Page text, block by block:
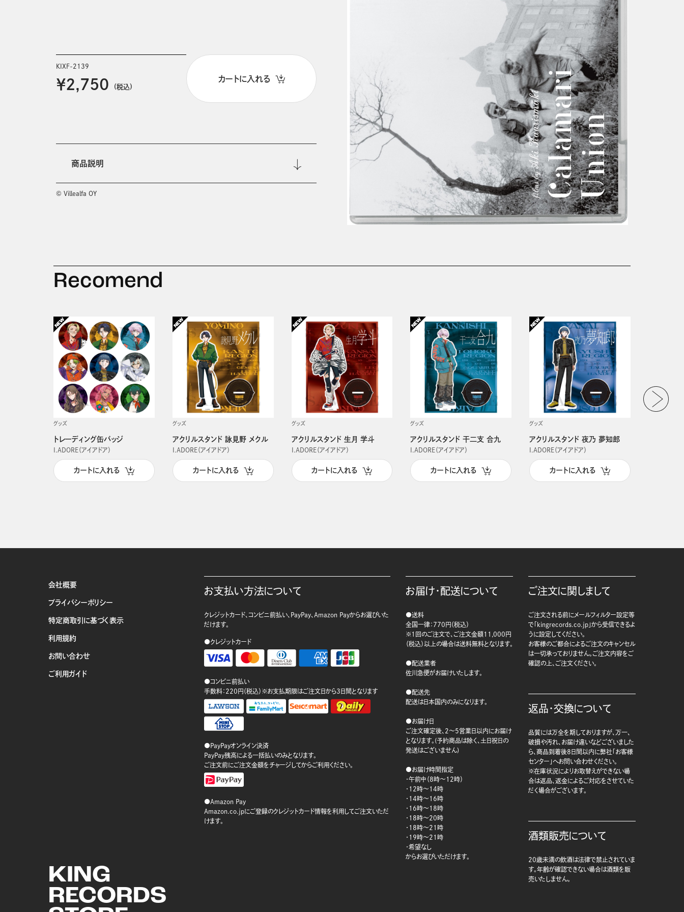
KIXF-2139
￥2,750 (税込)
カートに入れる
商品説明
© Villealfa OY
Recomend
グッズ
トレーディング缶バッジ
I.ADORE（アイアドア）
カートに入れる
グッズ
アクリルスタンド 詠見野 メクル
I.ADORE（アイアドア）
カートに入れる
グッズ
アクリルスタンド 生月 学斗
I.ADORE（アイアドア）
カートに入れる
グッズ
アクリルスタンド 干二支 合九
I.ADORE（アイアドア）
カートに入れる
グッズ
アクリルスタンド 夜乃 夢知郎
I.ADORE（アイアドア）
カートに入れる
会社概要
プライバシーポリシー
特定商取引に基づく表示
利用規約
お問い合わせ
ご利用ガイド
KING
RECORDS
お支払い方法について
クレジットカード、コンビニ前払い、PayPay、Amazon Payからお選びいた
だけます。
●クレジットカード
●コンビニ前払い
手数料：220円（税込）※お支払期限はご注文日から3日間となります
●PayPayオンライン決済
PayPay残高による一括払いのみとなります。
ご注文前にご注文金額をチャージしてからご利用ください。
●Amazon Pay
Amazon.co.jpにご登録のクレジットカード情報を利用してご注文いただ
けます。
お届け・配送について
●送料
全国一律：770円（税込）
※1回のご注文で、ご注文金額11,000円
（税込）以上の場合は送料無料となります。
●配送業者
佐川急便がお届けいたします。
●配送先
配送は日本国内のみになります。
●お届け日
ご注文確定後、2～5営業日以内にお届け
となります。(予約商品は除く、土日祝日の
発送はございません)
●お届け時間指定
・午前中（8時～12時）
・12時～14時
・14時～16時
・16時～18時
・18時～20時
・18時～21時
・19時～21時
・希望なし
からお選びいただけます。
ご注文に関しまして
ご注文される前にメールフィルター設定等
で「kingrecords.co.jp」から受信できるよ
うに設定してください。
お客様のご都合によるご注文のキャンセル
は一切承っておりません。ご注文内容をご
確認の上、ご注文ください。
返品・交換について
品質には万全を期しておりますが、万一、
破損や汚れ、お届け違いなどございました
ら、商品到着後8日間以内に弊社「お客様
センター」へお問い合わせください。
※在庫状況によりお取替えができない場
合は返品、返金によるご対応をさせていた
だく場合がございます。
酒類販売について
20歳未満の飲酒は法律で禁止されていま
す。年齢が確認できない場合は酒類を販
売いたしません。